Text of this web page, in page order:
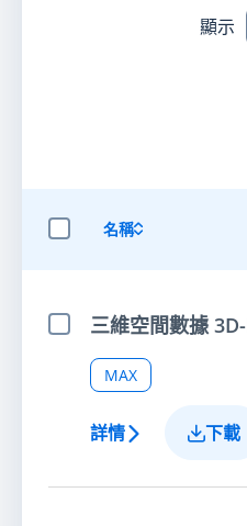
顯示
名稱
選擇項目三維空間數據
MAX
詳情 下載